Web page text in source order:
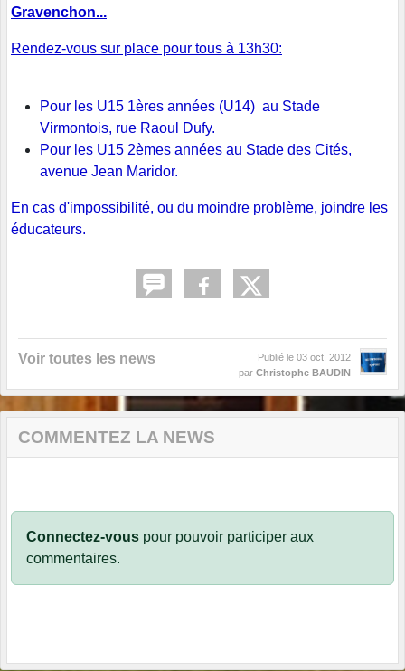
Gravenchon...
Rendez-vous sur place pour tous à 13h30:
Pour les U15 1ères années (U14) au Stade
Virmontois, rue Raoul Dufy.
Pour les U15 2èmes années au Stade des Cités,
avenue Jean Maridor.
En cas d'impossibilité, ou du moindre problème, joindre les
éducateurs.
Voir toutes les news Publié le 03 oct. 2012
par Christophe BAUDIN
COMMENTEZ LA NEWS
Connectez-vous pour pouvoir participer aux
commentaires.